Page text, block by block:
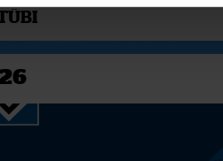
Inhalte und Anzeigen zu
für soziale Medien, Werbung und
Daten zusammen, die Sie